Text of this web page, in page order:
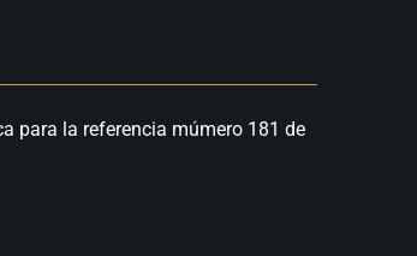
para la referencia múmero 181 de